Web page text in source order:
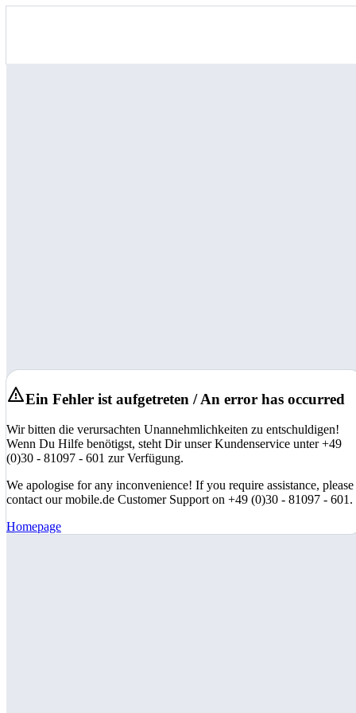
Ein Fehler ist aufgetreten / An error has occurred
Wir bitten die verursachten Unannehmlichkeiten zu entschuldigen!
Wenn Du Hilfe benötigst, steht Dir unser Kundenservice unter +49
(0)30 - 81097 - 601 zur Verfügung.
We apologise for any inconvenience! If you require assistance, please
contact our mobile.de Customer Support on +49 (0)30 - 81097 - 601.
Homepage